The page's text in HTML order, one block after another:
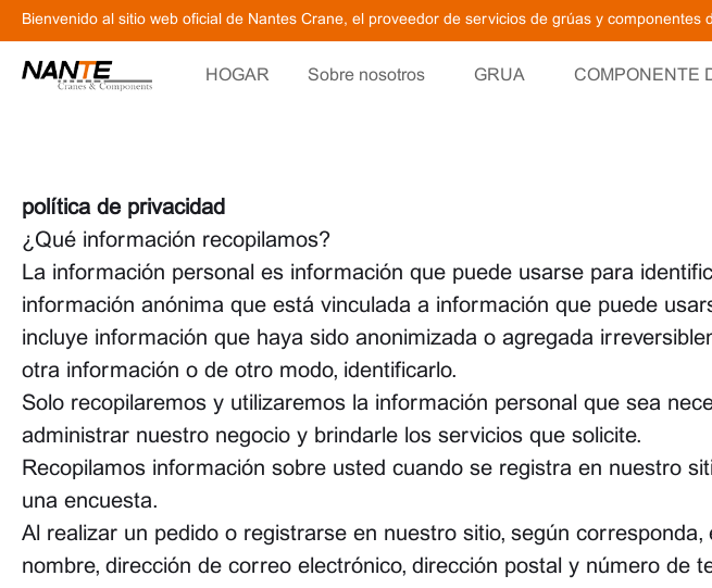
Bienvenido al sitio web oficial de Nantes Crane, el proveedor de servicios de grúas y componentes
HOGAR Sobre nosotros GRUA COMPONENTE
política de privacidad
¿Qué información recopilamos?
La información personal es información que puede usarse para
información anónima que está vinculada a información que puede
incluye información que haya sido anonimizada o agregada
otra información o de otro modo, identificarlo.
Solo recopilaremos y utilizaremos la información personal que sea
administrar nuestro negocio y brindarle los servicios que solicite.
Recopilamos información sobre usted cuando se registra en nuestro
una encuesta.
Al realizar un pedido o registrarse en nuestro sitio, según
nombre, dirección de correo electrónico, dirección postal y número de